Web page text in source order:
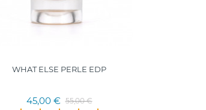
WHAT ELSE PERLE EDP
45,00 € 55,00 €